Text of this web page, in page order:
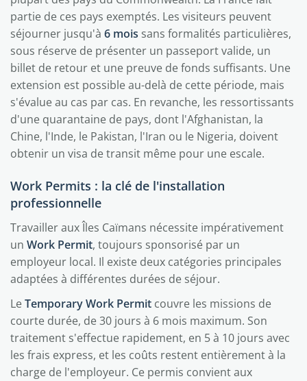
partie de ces pays exemptés. Les visiteurs peuvent
séjourner jusqu'à 6 mois sans formalités particulières,
sous réserve de présenter un passeport valide, un
billet de retour et une preuve de fonds suffisants. Une
extension est possible au-delà de cette période, mais
s'évalue au cas par cas. En revanche, les ressortissants
d'une quarantaine de pays, dont l'Afghanistan, la
Chine, l'Inde, le Pakistan, l'Iran ou le Nigeria, doivent
obtenir un visa de transit même pour une escale.
Work Permits : la clé de l'installation
professionnelle
Travailler aux Îles Caïmans nécessite impérativement
un Work Permit, toujours sponsorisé par un
employeur local. Il existe deux catégories principales
adaptées à différentes durées de séjour.
LeTemporary Work Permit couvre les missions de
courte durée, de 30 jours à 6 mois maximum. Son
traitement s'effectue rapidement, en 5 à 10 jours avec
les frais express, et les coûts restent entièrement à la
charge de l'employeur. Ce permis convient aux